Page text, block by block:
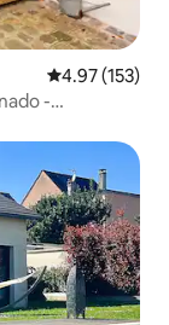
Calificación
4.97 (153)
-